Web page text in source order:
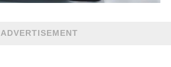
ADVERTISEMENT